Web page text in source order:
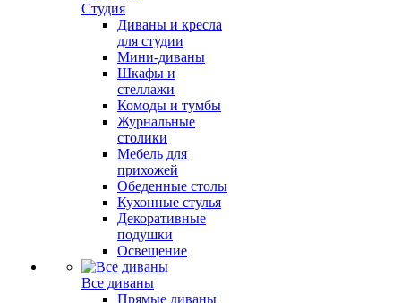
Студия
Диваны и кресла
для студии
Мини-диваны
Шкафы и
стеллажи
Комоды и тумбы
Журнальные
столики
Мебель для
прихожей
Обеденные столы
Кухонные стулья
Декоративные
подушки
Освещение
Все диваны
Прямые диваны